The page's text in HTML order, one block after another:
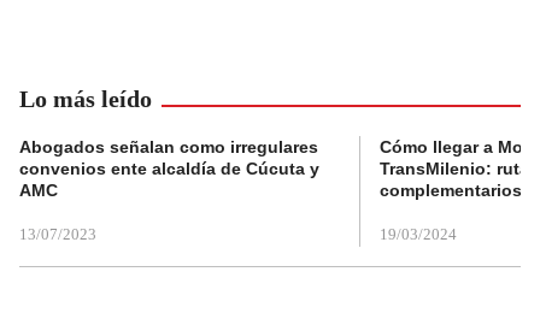
Lo más leído
Abogados señalan como irregulares
convenios ente alcaldía de Cúcuta y
AMC
13/07/2023
Cómo llegar a
TransMilenio:
complementarios
19/03/2024